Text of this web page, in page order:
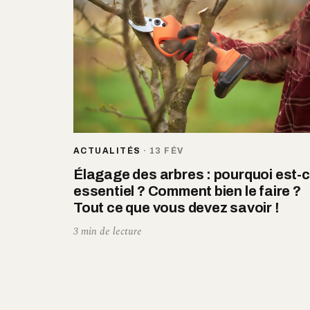
ACTUALITÉS · 13 FÉV
Élagage des arbres : pourquoi est-
essentiel ? Comment bien le faire ?
Tout ce que vous devez savoir !
3 min de lecture